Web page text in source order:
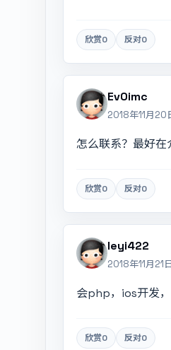
欣赏0 反对0
Ev0imc
2018年11月20
怎么联系？最好在
欣赏0 反对0
leyi422
2018年11月21
会php，ios开发
欣赏0 反对0